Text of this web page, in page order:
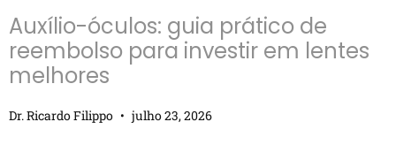
Auxílio-óculos: guia prático de
reembolso para investir em lentes
melhores
Dr. Ricardo Filippo julho 23, 2026